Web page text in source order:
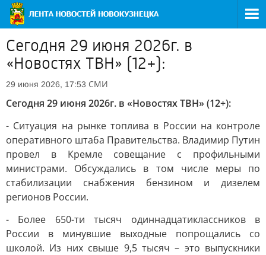
Сегодня 29 июня 2026г. в
«Новостях ТВН» (12+):
29 июня 2026, 17:53 СМИ
Сегодня 29 июня 2026г. в «Новостях ТВН» (12+):
- Ситуация на рынке топлива в России на контроле
оперативного штаба Правительства. Владимир Путин
провел в Кремле совещание с профильными
министрами. Обсуждались в том числе меры по
стабилизации снабжения бензином и дизелем
регионов России.
- Более 650-ти тысяч одиннадцатиклассников в
России в минувшие выходные попрощались со
школой. Из них свыше 9,5 тысяч – это выпускники